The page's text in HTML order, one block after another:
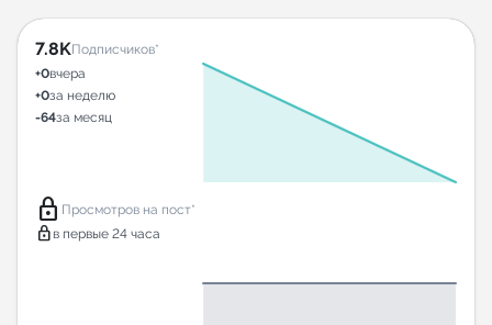
7.8KПодписчиков*
+0вчера
+0за неделю
-64за месяц
lock Просмотров на пост*
lock в первые 24 часа